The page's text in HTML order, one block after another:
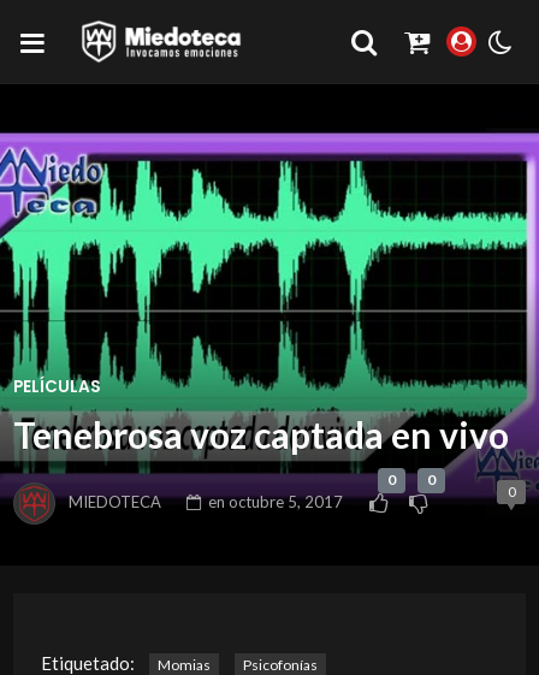
PELÍCULAS
Tenebrosa voz captada en vivo
MIEDOTECA enoctubre 5, 2017
0 0
0
Etiquetado: Momias Psicofonías